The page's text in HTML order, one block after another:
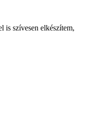
is szívesen elkészítem,